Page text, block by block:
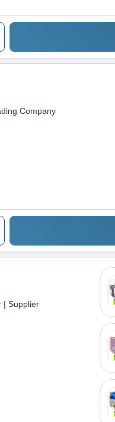
Company
| Supplier